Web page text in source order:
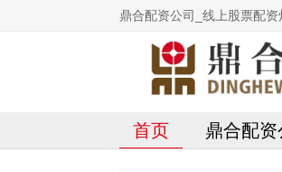
鼎合配资公司_线上股票配
首页 鼎合配资